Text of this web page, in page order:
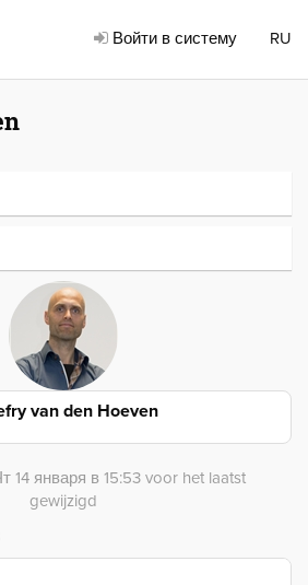
Войти в систему RU
van den Hoeven
14 января в 15:53 voor het laatst
gewijzigd